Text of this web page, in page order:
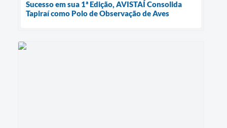
Sucesso em sua 1ª Edição, AVISTAÍ Consolida
Tapiraí como Polo de Observação de Aves